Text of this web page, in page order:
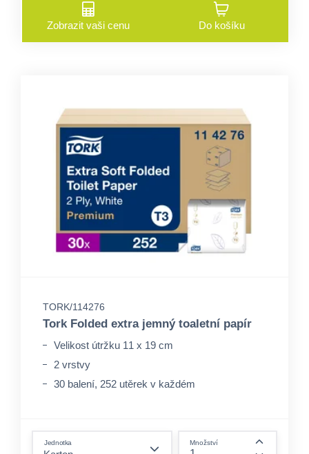
Zobrazit vaši cenu Do košíku
TORK/114276
Tork Folded extra jemný toaletní papír
Velikost útržku 11 x 19 cm
2 vrstvy
30 balení, 252 utěrek v každém
Jednotka Množství